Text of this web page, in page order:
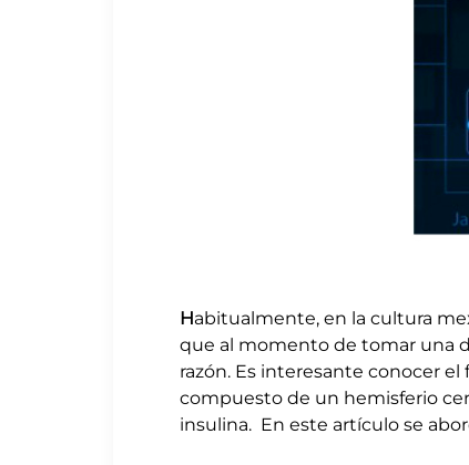
Habitualmente, en la cultura
que al momento de tomar una
razón. Es interesante conocer
compuesto de un hemisferio
insulina. En este artículo se